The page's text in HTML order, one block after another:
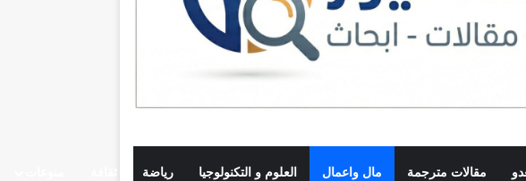
مقالات مترجمة مال واعمال العلوم و التكنولوجيا رياضة